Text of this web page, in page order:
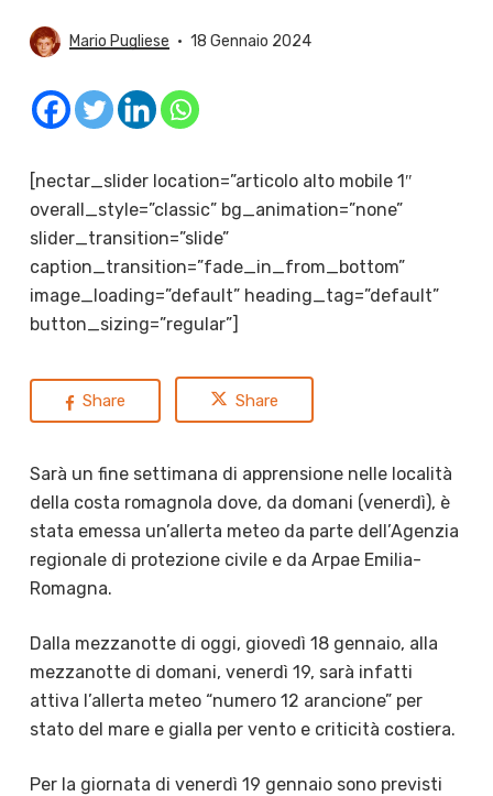
Mario Pugliese 18 Gennaio 2024
[nectar_slider location=”articolo alto mobile 1″
overall_style=”classic” bg_animation=”none”
slider_transition=”slide”
caption_transition=”fade_in_from_bottom”
image_loading=”default” heading_tag=”default”
button_sizing=”regular”]
Share Share
Sarà un fine settimana di apprensione nelle località
della costa romagnola dove, da domani (venerdì), è
stata emessa un’allerta meteo da parte dell’Agenzia
regionale di protezione civile e da Arpae Emilia-
Romagna.
Dalla mezzanotte di oggi, giovedì 18 gennaio, alla
mezzanotte di domani, venerdì 19, sarà infatti
attiva l’allerta meteo “numero 12 arancione” per
stato del mare e gialla per vento e criticità costiera.
Per la giornata di venerdì 19 gennaio sono previsti